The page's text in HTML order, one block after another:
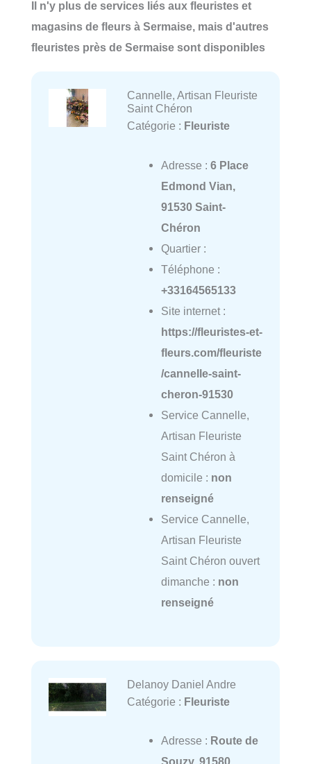
Il n'y plus de services liés aux fleuristes et
magasins de fleurs à Sermaise, mais d'autres
fleuristes près de Sermaise sont disponibles
Cannelle, Artisan Fleuriste
Saint Chéron
Catégorie : Fleuriste
Adresse : 6 Place
Edmond Vian,
91530 Saint-
Chéron
Quartier :
Téléphone :
+33164565133
Site internet :
https://fleuristes-et-
fleurs.com/fleuriste
/cannelle-saint-
cheron-91530
Service Cannelle,
Artisan Fleuriste
Saint Chéron à
domicile : non
renseigné
Service Cannelle,
Artisan Fleuriste
Saint Chéron ouvert
dimanche : non
renseigné
Delanoy Daniel Andre
Catégorie : Fleuriste
Adresse : Route de
Souzy, 91580